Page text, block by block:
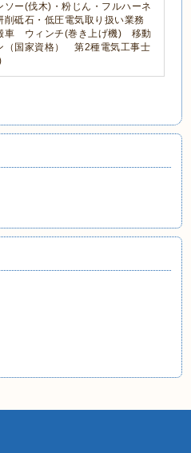
ソー(伐木)・粉じん・フルハーネ
削砥石・低圧電気取り扱い業務
車 ウィンチ(巻き上げ機) 移動
（国家資格） 第2種電気工事士